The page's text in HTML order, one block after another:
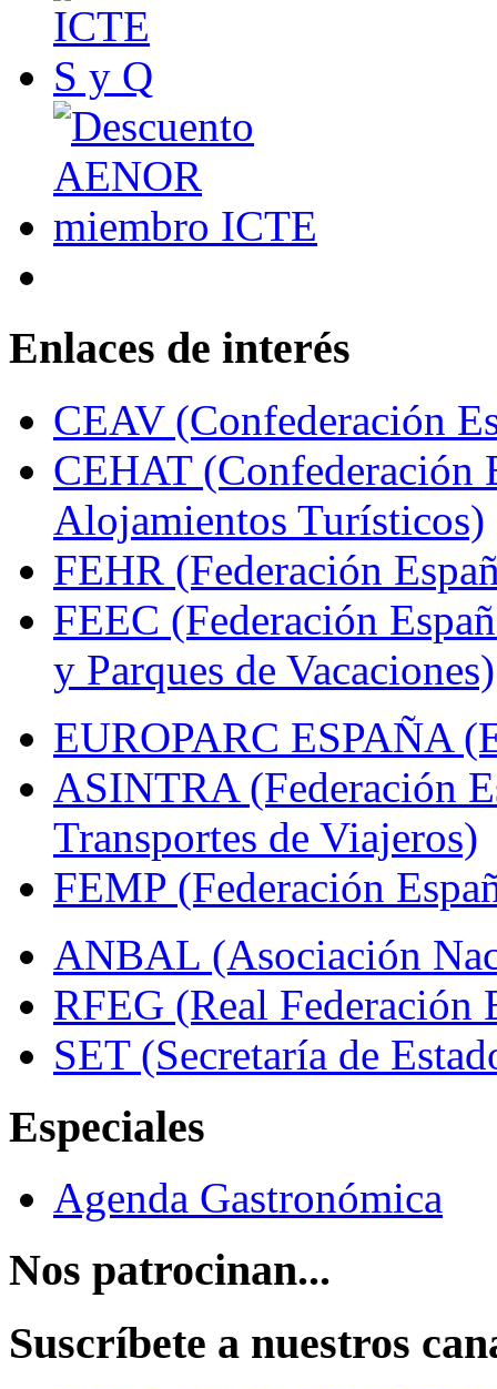
Enlaces de interés
CEAV (Confederación
CEHAT (Confederación
Alojamientos Turísticos)
FEHR (Federación
FEEC (Federación
y Parques de Vacaciones)
EUROPARC ESPAÑA
ASINTRA (Federación
Transportes de Viajeros)
FEMP (Federación
ANBAL (Asociación
RFEG (Real Federación
SET (Secretaría de
Especiales
Agenda Gastronómica
Nos patrocinan...
Suscríbete a nuestros